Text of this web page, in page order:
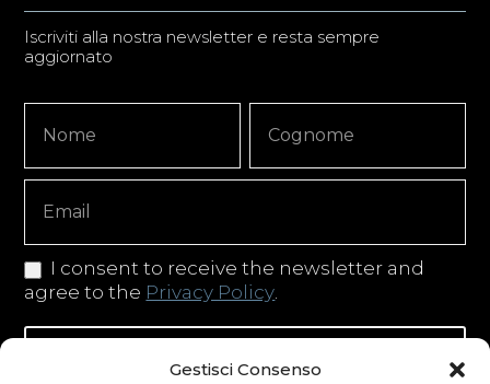
Gestisci Consenso
Iscriviti alla nostra newsletter e resta sempre
aggiornato
Signup
Copy
I consent to receive the newsletter and
agree to the Privacy Policy
Iscriviti alla newsletter